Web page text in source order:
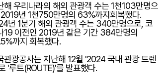
해 우리나라의 해외 관광객 수는 1천103만명으
년 1천750만명의 63%까지회복했다.
년 1분기 해외 관광객 수는 340만명으로, 코
19 이전인 2019년 같은 기간 384만명의
까지 회복했다.
관광공사는 지난해 12월 '2024 국내 관광 트렌
'루트(ROUTE)'를 발표했다.